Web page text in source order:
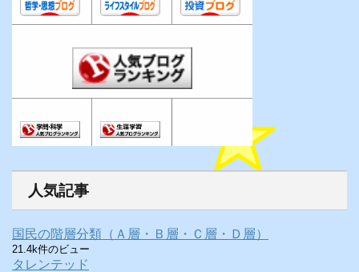
人気記事
国民の階層分類（Ａ層・Ｂ層・Ｃ層・Ｄ層）
21.4k件のビュー
タレンテッド